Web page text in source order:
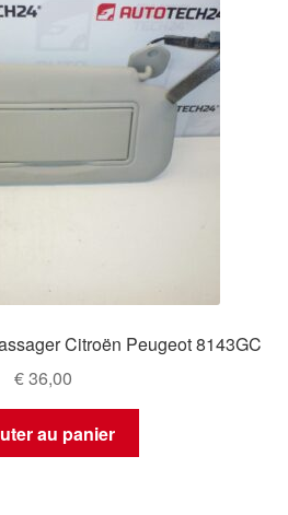
Citroën Peugeot 8143GC
€36,00
au panier